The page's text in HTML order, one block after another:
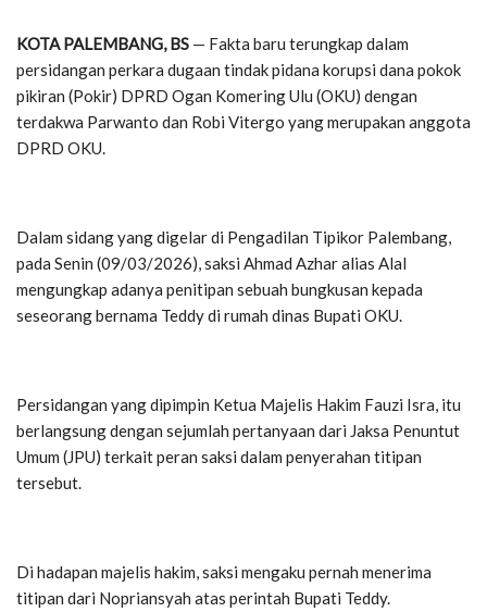
KOTA PALEMBANG, BS — Fakta baru terungkap dalam
persidangan perkara dugaan tindak pidana korupsi dana pokok
pikiran (Pokir) DPRD Ogan Komering Ulu (OKU) dengan
terdakwa Parwanto dan Robi Vitergo yang merupakan anggota
DPRD OKU.
Dalam sidang yang digelar di Pengadilan Tipikor Palembang,
pada Senin (09/03/2026), saksi Ahmad Azhar alias Alal
mengungkap adanya penitipan sebuah bungkusan kepada
seseorang bernama Teddy di rumah dinas Bupati OKU.
Persidangan yang dipimpin Ketua Majelis Hakim Fauzi Isra, itu
berlangsung dengan sejumlah pertanyaan dari Jaksa Penuntut
Umum (JPU) terkait peran saksi dalam penyerahan titipan
tersebut.
Di hadapan majelis hakim, saksi mengaku pernah menerima
titipan dari Nopriansyah atas perintah Bupati Teddy.